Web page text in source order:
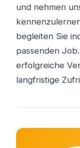
und nehmen
begleiten Sie
passenden
erfolgreiche
langfristige